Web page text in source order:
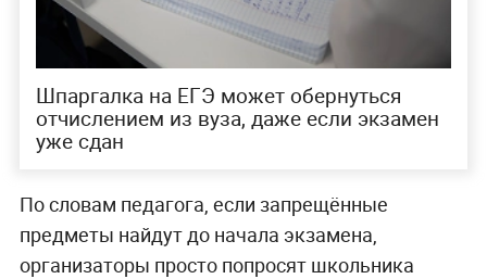
Шпаргалка на ЕГЭ может обернуться
отчислением из вуза, даже если экзамен
уже сдан
По словам педагога, если запрещённые
предметы найдут до начала экзамена,
организаторы просто попросят школьника